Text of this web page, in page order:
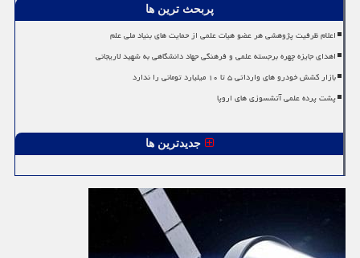
پربحث ترین ها
اعلام ظرفیت پژوهشی هر عضو هیات علمی از حمایت های بنیاد ملی علم
اهدای جایزه چهره برجسته علمی و فرهنگی جهاد دانشگاهی به شهید لاریجانی
بازار کشش خودرو های وارداتی ۵ تا ۱۰ میلیارد تومانی را ندارد
پشت پرده علمی آتشسوزی های اروپا
جدیدترین ها